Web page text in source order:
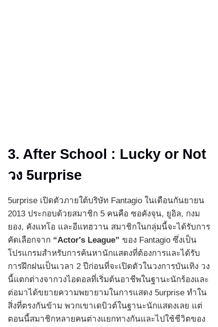
3. After School : Lucky or Not
วง 5urprise
5urprise เปิดตัวภายใต้บริษัท Fantagio ในเดือนกันยายน
2013 ประกอบด้วยสมาชิก 5 คนคือ ซอคังจุน, ยูอิล, กงม
ยอง, คังแทโอ และอีแทฮวาน สมาชิกในกลุ่มนี้จะได้รับการ
คัดเลือกจาก “Actor′s League” ของ Fantagio ซึ่งเป็น
โปรแกรมสำหรับการค้นหานักแสดงที่ต้องการและได้รับ
การฝึกฝนเป็นเวลา 2 ปีก่อนที่จะเปิดตัวในวงการบันเทิง วง
นี้แตกต่างจากวงไอดอลที่เริ่มต้นอาชีพในฐานะนักร้องและ
ต่อมาได้ขยายความพยายามในการแสดง 5urprise ทำใน
สิ่งที่ตรงกันข้าม พวกเขาเดบิวต์ในฐานะนักแสดงเลย แต่
ตอนนี้สมาชิกหลายคนต่างแยกทางกันและไปใช้ชีวิตของ